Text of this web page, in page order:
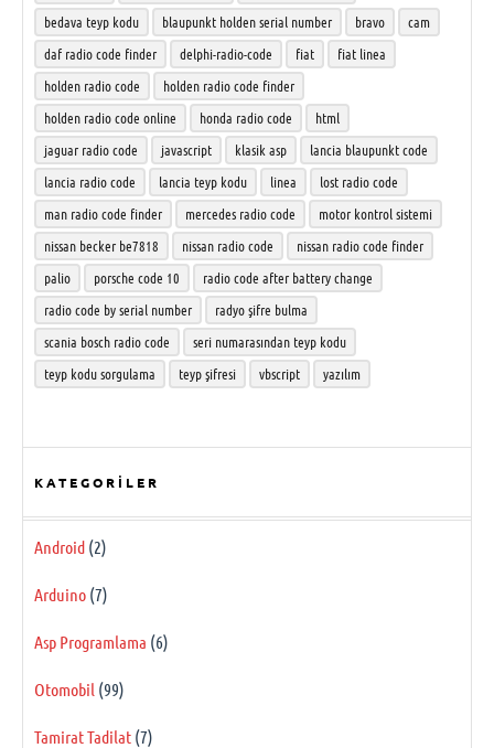
bedava teyp kodu
blaupunkt holden serial number bravo
cam
daf radio code finder
delphi-radio-code fiat
fiat linea
holden radio code
holden radio code finder
holden radio code online
honda radio code
html
jaguar radio code
javascript klasik asp
lancia blaupunkt code
lancia radio code
lancia teyp kodu linea
lost radio code
man radio code finder
mercedes radio code
motor kontrol sistemi
nissan becker be7818
nissan radio code
nissan radio code finder
palio
porsche code 10
radio code after battery change
radio code by serial number
radyo şifre bulma
scania bosch radio code
seri numarasından teyp kodu
teyp kodu sorgulama
teyp şifresi vbscript yazılım
KATEGORILER
Android (2)
Arduino (7)
Asp Programlama (6)
Otomobil (99)
Tamirat Tadilat (7)